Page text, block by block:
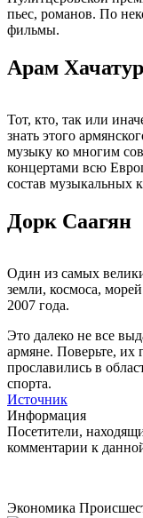
пьес, романов. По
фильмы.
Арам
Тот, кто, так или
знать этого
музыку ко многим
концертами всю
состав музыкальных
Дорк Саагян
Один из самых
земли, космоса,
2007 года.
Это далеко не все
армяне. Поверьте, их
прославились в
спорта.
Источник
Информация
Посетители,
комментарии к
Экономика